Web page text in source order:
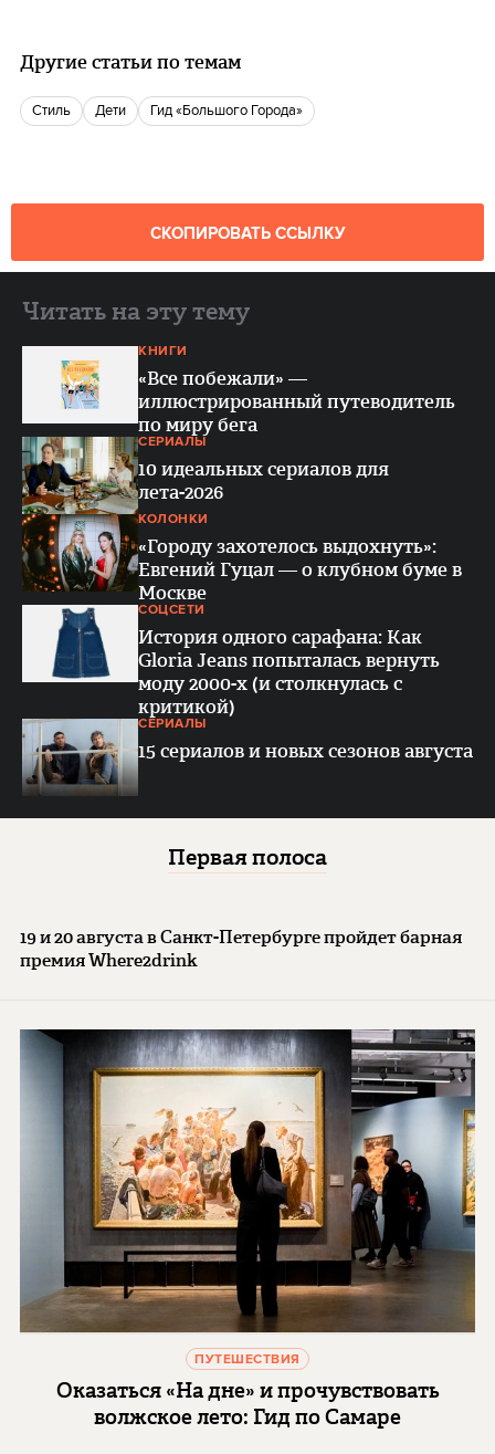
Другие статьи по темам
Стиль Дети Гид «Большого Города»
СКОПИРОВАТЬ ССЫЛКУ
Читать на эту тему
КНИГИ
«Все побежали» —
иллюстрированный путеводитель
по миру бега
СЕРИАЛЫ
10 идеальных сериалов для
лета-2026
КОЛОНКИ
«Городу захотелось выдохнуть»:
Евгений Гуцал — о клубном буме в
Москве
СОЦСЕТИ
История одного сарафана: Как
Gloria Jeans попыталась вернуть
моду 2000-х (и столкнулась с
критикой)
СЕРИАЛЫ
15 сериалов и новых сезонов августа
Первая полоса
19 и 20 августа в Санкт-Петербурге пройдет барная
премия Where2drink
ПУТЕШЕСТВИЯ
Оказаться «На дне» и прочувствовать
волжское лето: Гид по Самаре